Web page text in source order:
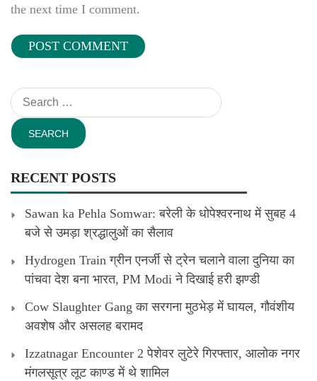
the next time I comment.
Search
for:
RECENT POSTS
Sawan ka Pehla Somwar: बरेली के धोपेश्वरनाथ में सुबह 4
बजे से उमड़ा श्रद्धालुओं का सैलाव
Hydrogen Train ग्रीन एनर्जी से ट्रेन चलाने वाला दुनिया का
पांचवा देश बना भारत, PM Modi ने दिखाई हरी झण्डी
Cow Slaughter Gang का सरगना मुठभेड़ में घायल, गौवंशीय
अवशेष और असलह बरामद
Izzatnagar Encounter 2 पेशेवर लुटेरे गिरफ्तार, आलोक नगर
मंगलसूत्र लूट काण्‍ड में थे शामिल